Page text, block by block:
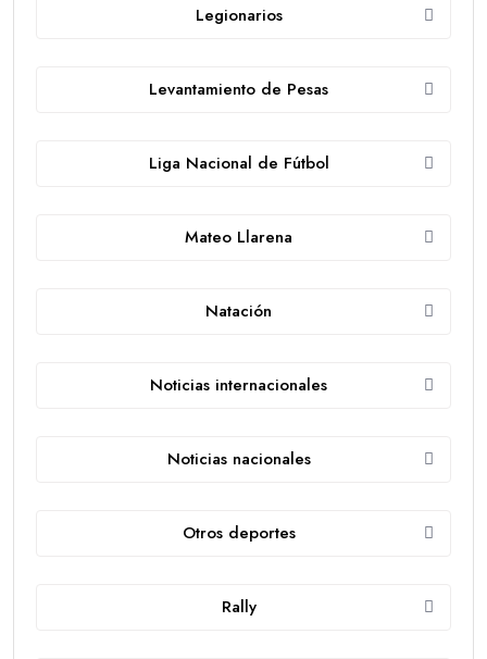
Legionarios
Levantamiento de Pesas
Liga Nacional de Fútbol
Mateo Llarena
Natación
Noticias internacionales
Noticias nacionales
Otros deportes
Rally